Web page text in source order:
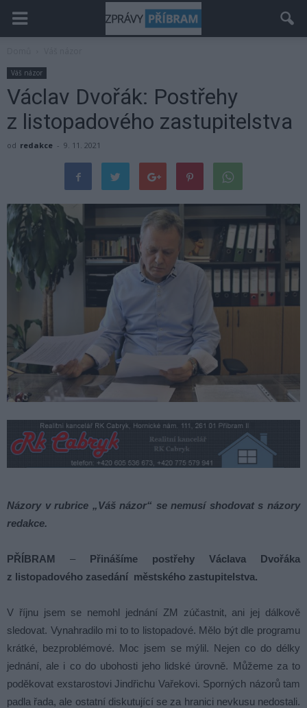
Váš názor
Václav Dvořák: Postřehy
z listopadového zastupitelstva
od redakce - 9. 11. 2021
Názory v rubrice „Váš názor“ se nemusí shodovat s názory
redakce.
PŘÍBRAM – Přinášíme postřehy Václava Dvořáka
z listopadového zasedání městského zastupitelstva.
V říjnu jsem se nemohl jednání ZM zúčastnit, ani jej dálkově
sledovat. Vynahradilo mi to to listopadové. Mělo být dle programu
krátké, bezproblémové. Moc jsem se mýlil. Nejen co do délky
jednání, ale i co do ubohosti jeho lidské úrovně. Můžeme za to
poděkovat exstarostovi Jindřichu Vařekovi. Sporných názorů tam
padla řada, ale ostatní diskutující se za hranici nevkusu nedostali.